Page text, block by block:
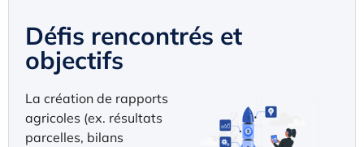
Défis rencontrés et
objectifs
La création de rapports
agricoles (ex. résultats
parcelles, bilans